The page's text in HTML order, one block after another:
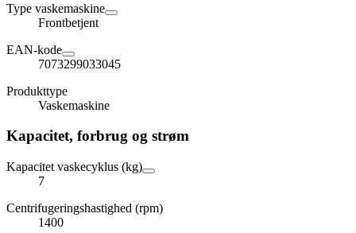
Type vaskemaskine
Frontbetjent
EAN-kode
7073299033045
Produkttype
Vaskemaskine
Kapacitet, forbrug og strøm
Kapacitet vaskecyklus (kg)
7
Centrifugeringshastighed (rpm)
1400